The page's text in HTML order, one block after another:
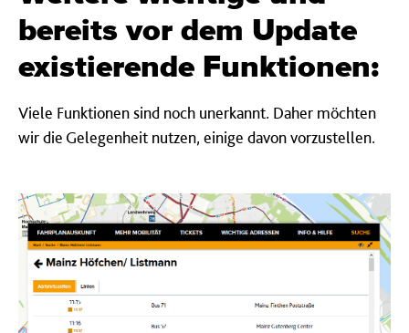
bereits vor dem Update
existierende Funktionen:
Viele Funktionen sind noch unerkannt. Daher möchten
wir die Gelegenheit nutzen, einige davon vorzustellen.